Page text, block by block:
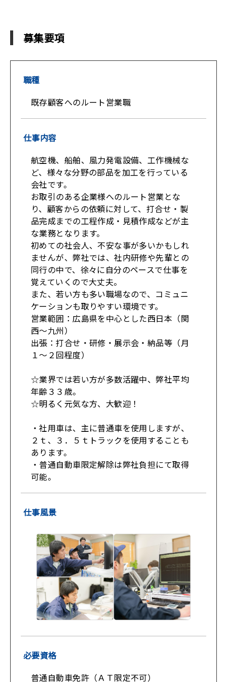
募集要項
職種
既存顧客へのルート営業職
仕事内容
航空機、船舶、風力発電設備、工作機械な
ど、様々な分野の部品を加工を行っている
会社です。
お取引のある企業様へのルート営業とな
り、顧客からの依頼に対して、打合せ・製
品完成までの工程作成・見積作成などが主
な業務となります。
初めての社会人、不安な事が多いかもしれ
ませんが、弊社では、社内研修や先輩との
同行の中で、徐々に自分のペースで仕事を
覚えていくので大丈夫。
また、若い方も多い職場なので、コミュニ
ケーションも取りやすい環境です。
営業範囲：広島県を中心とした西日本（関
西～九州）
出張：打合せ・研修・展示会・納品等（月
１～２回程度）
☆業界では若い方が多数活躍中、弊社平均
年齢３３歳。
☆明るく元気な方、大歓迎！
・社用車は、主に普通車を使用しますが、
２ｔ、３．５ｔトラックを使用することも
あります。
・普通自動車限定解除は弊社負担にて取得
可能。
仕事風景
必要資格
普通自動車免許（ＡＴ限定不可）